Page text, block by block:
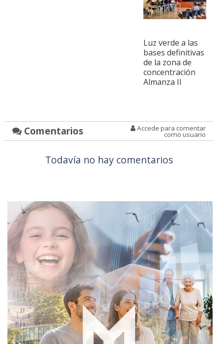
Luz verde a las
bases definitivas
de la zona de
concentración
Almanza II
Comentarios Accede para comentar
como usuario
Todavía no hay comentarios